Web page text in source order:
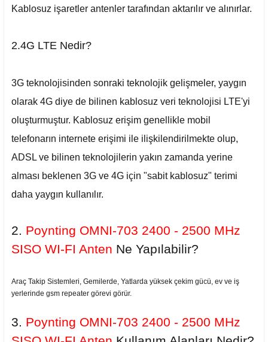
Kablosuz işaretler antenler tarafından aktarılır ve alınırlar.
2.4G LTE Nedir?
3G teknolojisinden sonraki teknolojik gelişmeler, yaygın
olarak 4G diye de bilinen kablosuz veri teknolojisi LTE'yi
oluşturmuştur. Kablosuz erişim genellikle mobil
telefonarın internete erişimi ile ilişkilendirilmekte olup,
ADSL ve bilinen teknolojilerin yakın zamanda yerine
alması beklenen 3G ve 4G için "sabit kablosuz" terimi
daha yaygın kullanılır.
2. Poynting OMNI-703 2400 - 2500 MHz
SISO WI-FI Anten Ne Yapılabilir?
Araç Takip Sistemleri, Gemilerde, Yatlarda yüksek çekim gücü, ev ve iş
yerlerinde gsm repeater görevi görür.
3. Poynting OMNI-703 2400 - 2500 MHz